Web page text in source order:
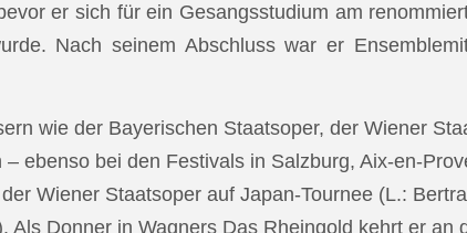
er sich für ein Gesangsstudium am
Nach seinem Abschluss war er
wie der Bayerischen Staatsoper, der Wiener
ebenso bei den Festivals in Salzburg, Aix-en-
Wiener Staatsoper auf Japan-Tournee (L.:
Donner in Wagners Das Rheingold kehrt er an